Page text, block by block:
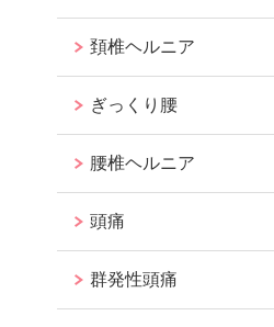
頚椎ヘルニア
ぎっくり腰
腰椎ヘルニア
頭痛
群発性頭痛